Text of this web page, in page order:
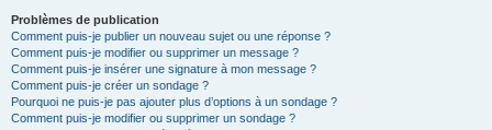
Problèmes de publication
Comment puis-je publier un nouveau sujet ou une réponse ?
Comment puis-je modifier ou supprimer un message ?
Comment puis-je insérer une signature à mon message ?
Comment puis-je créer un sondage ?
Pourquoi ne puis-je pas ajouter plus d’options à un sondage ?
Comment puis-je modifier ou supprimer un sondage ?